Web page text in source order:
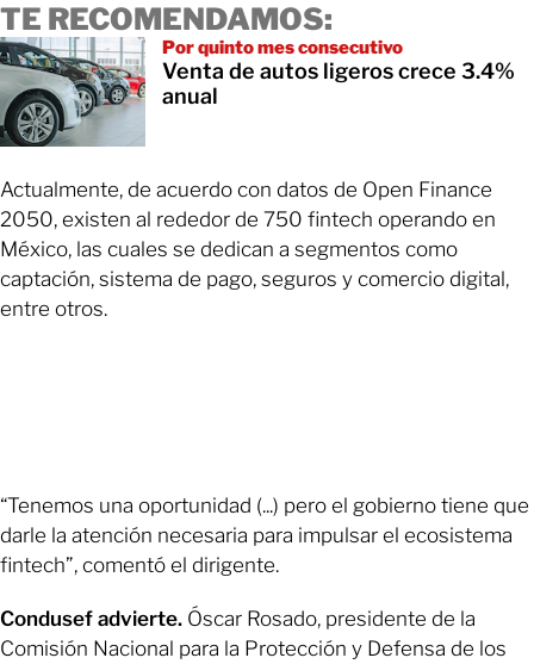
TE RECOMENDAMOS:
Por quinto mes consecutivo
Venta de autos ligeros crece 3.4%
anual
Actualmente, de acuerdo con datos de Open Finance
2050, existen al rededor de 750 fintech operando en
México, las cuales se dedican a segmentos como
captación, sistema de pago, seguros y comercio digital,
entre otros.
“Tenemos una oportunidad (...) pero el gobierno tiene que
darle la atención necesaria para impulsar el ecosistema
fintech”, comentó el dirigente.
Condusef advierte. Óscar Rosado, presidente de la
Comisión Nacional para la Protección y Defensa de los